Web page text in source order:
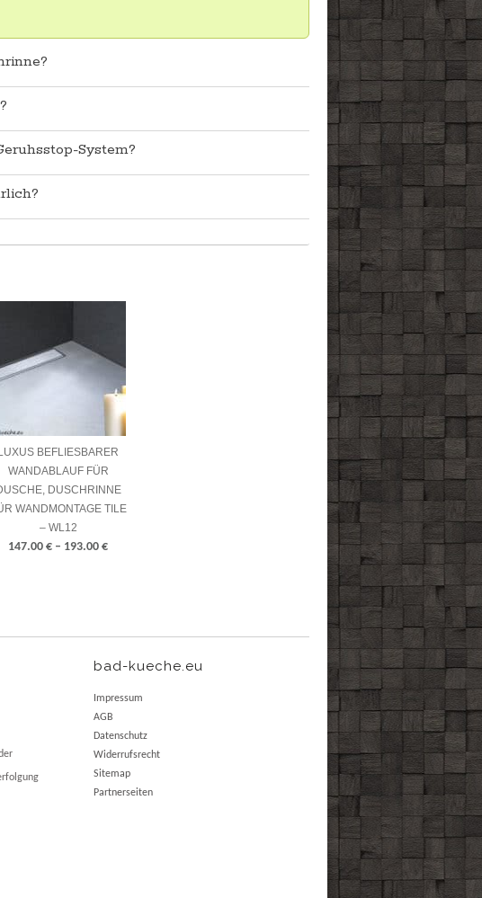
System?
LUXUS BEFLIESBARER
WANDABLAUF FÜR
DUSCHRINNE
WANDMONTAGE TILE
– WL12
147.00 € – 193.00 €
bad-kueche.eu
Impressum
AGB
Datenschutz
Widerrufsrecht
Sitemap
Partnerseiten